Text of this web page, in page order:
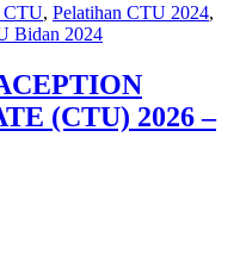
CTU, Pelatihan CTU 2024,
Bidan 2024
(CTU) 2026 –